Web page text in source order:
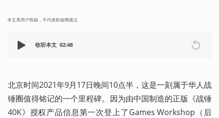
本文系用户投稿，不代表机核网观点
收听本文 02:48
北京时间2021年9月17日晚间10点半，这是一刻属于华人战
锤圈值得铭记的一个里程碑。因为由中国制造的正版《战锤
40K》授权产品信息第一次登上了Games Workshop（后